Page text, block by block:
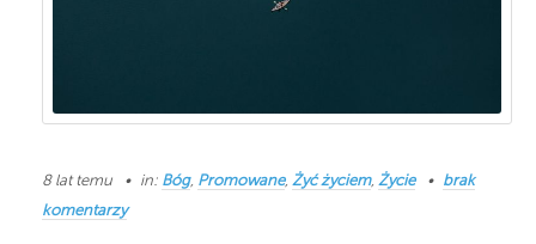
8 lat temu in: Bóg, Promowane, Żyć życiem, Życie
brak
komentarzy